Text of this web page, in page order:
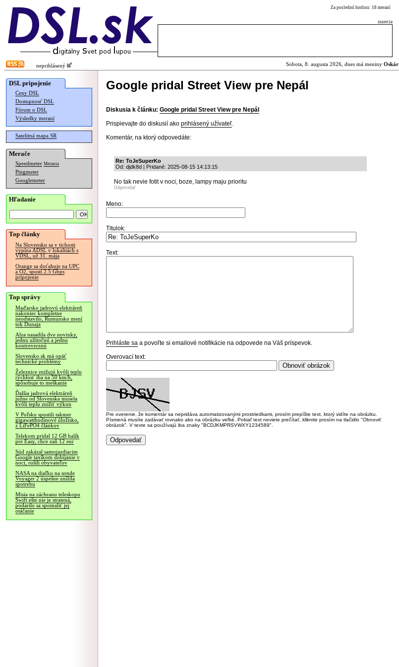
Za poslednú hodinu: 18 meraní
inzercia
neprihlásený Sobota, 8. augusta 2026, dnes má meniny Oskár
DSL pripojenie
Ceny DSL
Dostupnosť DSL
Fórum o DSL
Výsledky meraní
Satelitná mapa SR
Merače
Speedmeter Merania
Pingmeter
Googlemeter
Hľadanie
Top články
Na Slovensku sa v tichosti
vypína ADSL v lokalitách s
VDSL, už 31. mája
Orange sa doťahuje na UPC
a O2, spustí 2.5 Gbps
pripojenie
Top správy
Maďarsko jadrovú elektráreň
nakoniec kompletne
neodstavilo, Rumunsko mení
tok Dunaja
Alza nasadila dve novinky,
jednu užitočnú a jednu
kontroverznú
Slovensko.sk má opäť
technické problémy
Železnice znižujú kvôli teplu
rýchlosť iba na 50 km/h,
spôsobuje to meškanie
Ďalšia jadrová elektráreň
južne od Slovenska musela
kvôli teplu znížiť výkon
V Poľsku spustili takmer
gigawatthodinové úložisko,
z LiFePO4 článkov
Telekom pridal 12 GB balík
pre Easy, chce zaň 12 eur
Súd zakázal samojazdiacim
Google taxíkom dobíjanie v
noci, rušili obyvateľov
NASA na diaľku na sonde
Voyager 2 úspešne znížila
spotrebu
Misia na záchranu teleskopu
Swift ešte nie je stratená,
podarilo sa spomaliť jej
otáčanie
Google pridal Street View pre Nepál
Diskusia k článku: Google pridal Street View pre Nepál
Prispievajte do diskusií ako prihlásený užívateľ.
Komentár, na ktorý odpovedáte:
Re: ToJeSuperKo
Od: djdk8d | Pridané: 2025-08-15 14:13:15
No tak nevie fotit v noci, boze, lampy maju prioritu
Odpovedať
Meno:
Titulok:
Text:
Prihláste sa a povoľte si emailové notifikácie na odpovede na Váš príspevok.
Overovací text:
Pre overenie, že komentár sa nepridáva automatizovanými prostriedkami, prosím prepíšte text, ktorý vidíte na obrázku.
Písmená musíte zadávať rovnako ako na obrázku veľké. Pokiaľ text neviete prečítať, kliknite prosím na tlačidlo "Obnoviť
obrázok". V texte sa používajú iba znaky "BCDJKMPRSVWXY1234589".